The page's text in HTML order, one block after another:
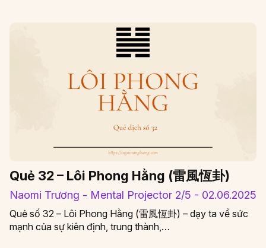
Quẻ 32 – Lôi Phong Hằng (雷風恆卦)
Naomi Trương - Mental Projector 2/5 - 02.06.2025
Quẻ số 32 – Lôi Phong Hằng (雷風恆卦) – dạy ta về sức
mạnh của sự kiên định, trung thành,…